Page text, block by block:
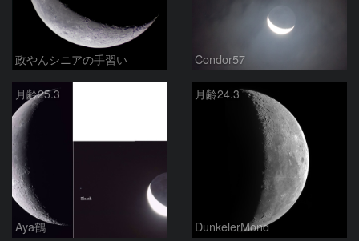
政やんシニアの手習い Condor57
月齢25.3
Aya鶴
月齢24.3
DunkelerMond